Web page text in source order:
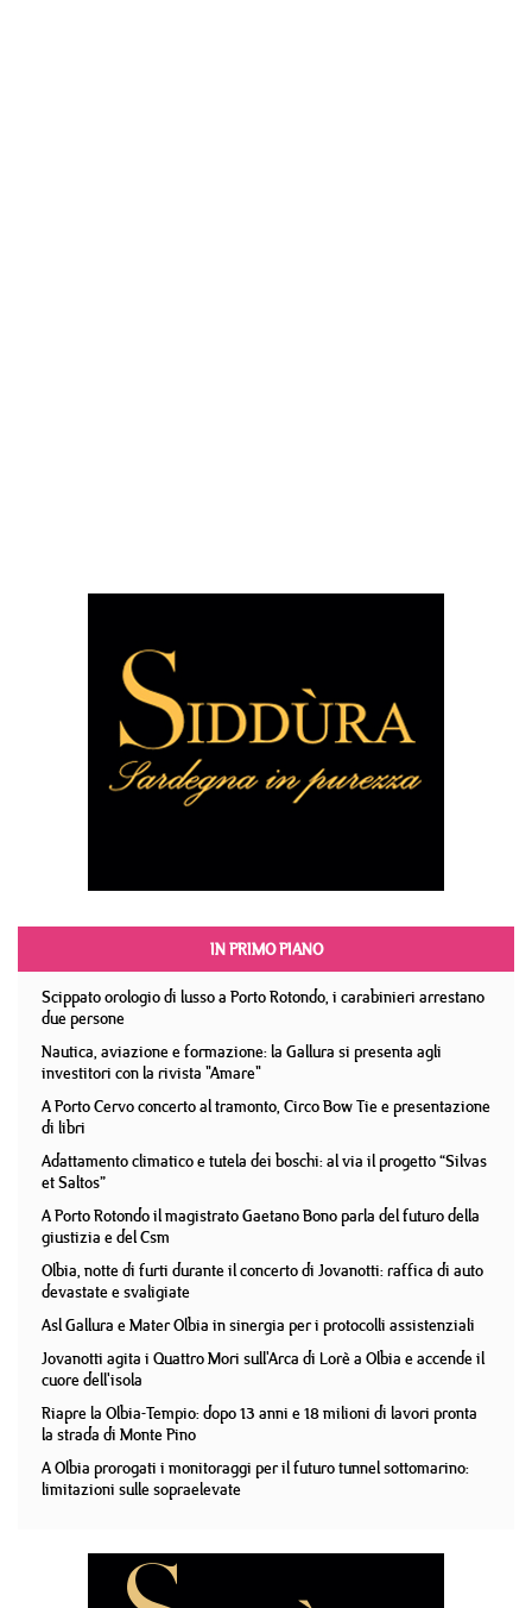
IN PRIMO PIANO
Scippato orologio di lusso a Porto Rotondo, i carabinieri arrestano
due persone
Nautica, aviazione e formazione: la Gallura si presenta agli
investitori con la rivista "Amare"
A Porto Cervo concerto al tramonto, Circo Bow Tie e presentazione
di libri
Adattamento climatico e tutela dei boschi: al via il progetto “Silvas
et Saltos”
A Porto Rotondo il magistrato Gaetano Bono parla del futuro della
giustizia e del Csm
Olbia, notte di furti durante il concerto di Jovanotti: raffica di auto
devastate e svaligiate
Asl Gallura e Mater Olbia in sinergia per i protocolli assistenziali
Jovanotti agita i Quattro Mori sull'Arca di Lorè a Olbia e accende il
cuore dell'isola
Riapre la Olbia-Tempio: dopo 13 anni e 18 milioni di lavori pronta
la strada di Monte Pino
A Olbia prorogati i monitoraggi per il futuro tunnel sottomarino:
limitazioni sulle sopraelevate